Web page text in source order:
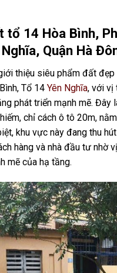
tổ 14 Hòa Bình,
Nghĩa, Quận Hà
thiệu siêu phẩm đất
Tổ 14 Yên Nghĩa, với vị
phát triển mạnh mẽ. Đây
chỉ cách ô tô 20m,
khu vực này đang thu
hàng và nhà đầu tư nhờ
mẽ của hạ tầng.